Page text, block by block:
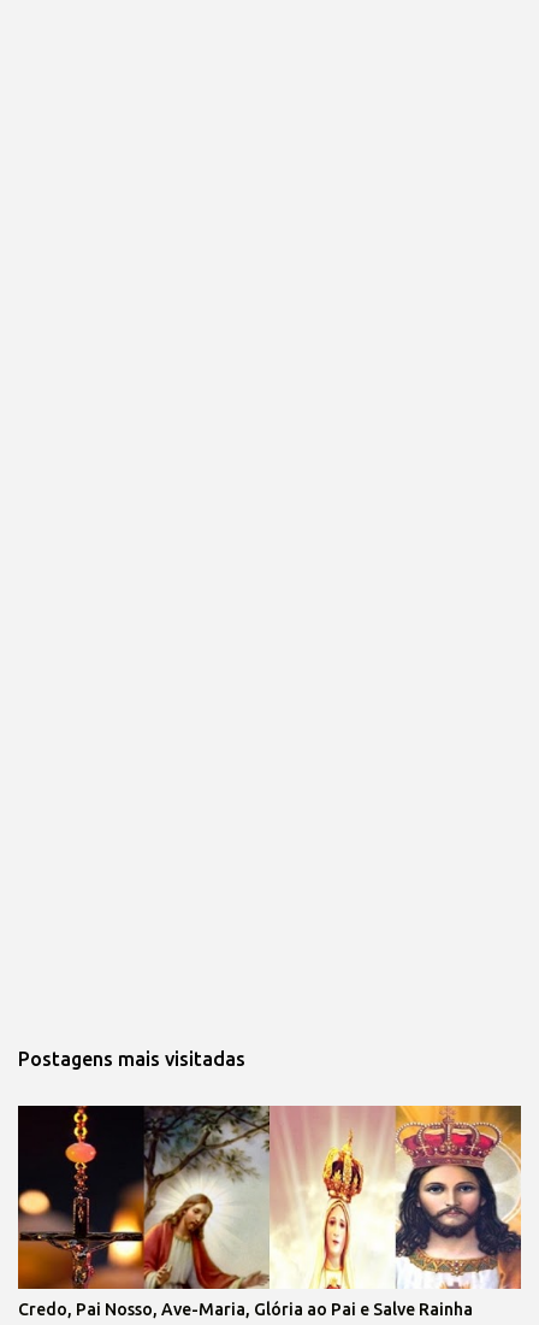
Postagens mais visitadas
Credo, Pai Nosso, Ave-Maria, Glória ao Pai e Salve Rainha